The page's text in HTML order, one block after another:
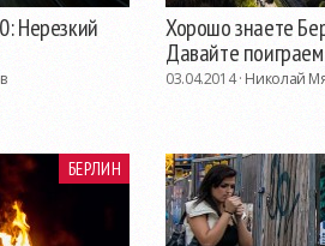
Нерезкий
Хорошо знаете
Давайте
03.04.2014 ·Николай
БЕРЛИН